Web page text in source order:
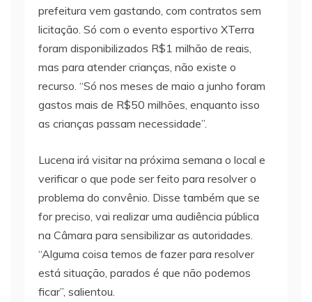
prefeitura vem gastando, com contratos sem
licitação. Só com o evento esportivo XTerra
foram disponibilizados R$1 milhão de reais,
mas para atender crianças, não existe o
recurso. “Só nos meses de maio a junho foram
gastos mais de R$50 milhões, enquanto isso
as crianças passam necessidade”.
Lucena irá visitar na próxima semana o local e
verificar o que pode ser feito para resolver o
problema do convênio. Disse também que se
for preciso, vai realizar uma audiência pública
na Câmara para sensibilizar as autoridades.
“Alguma coisa temos de fazer para resolver
está situação, parados é que não podemos
ficar”, salientou.